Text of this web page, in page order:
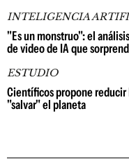
INTELIGENCIA
"Es un monstruo": el
de video de IA que
ESTUDIO
Científicos propone
"salvar" el planeta